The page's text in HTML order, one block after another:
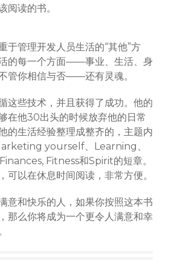
阅读的书。
于管理开发人员生活的“其他”方
的每一个方面——事业、生活、身
管你相信与否——还有灵魂。
这些技术，并且获得了成功。他的
在他30出头的时候放弃他的日常
的生活经验整理成整齐的，主题内
yourself、Learning、
Fitness和Spirit的短章。
可以在休息时间阅读，非常方便。
意和快乐的人，如果你按照这本书
那么你将成为一个更令人满意和幸